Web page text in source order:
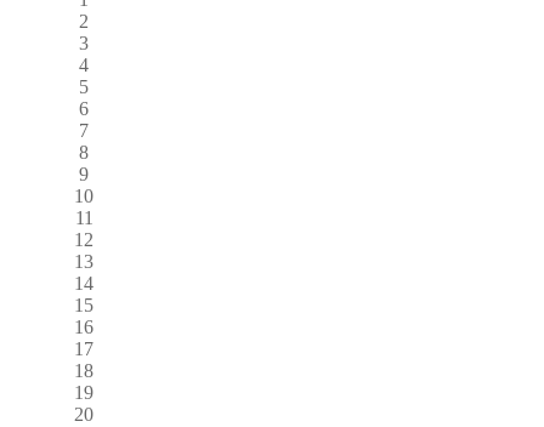
2
3
4
5
6
7
8
9
10
11
12
13
14
15
16
17
18
19
20